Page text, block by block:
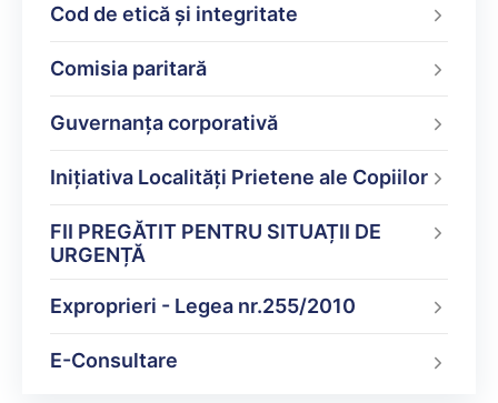
Cod de etică și integritate
Comisia paritară
Guvernanța corporativă
Inițiativa Localități Prietene ale Copiilor
FII PREGĂTIT PENTRU SITUAȚII DE
URGENȚĂ
Exproprieri - Legea nr.255/2010
E-Consultare